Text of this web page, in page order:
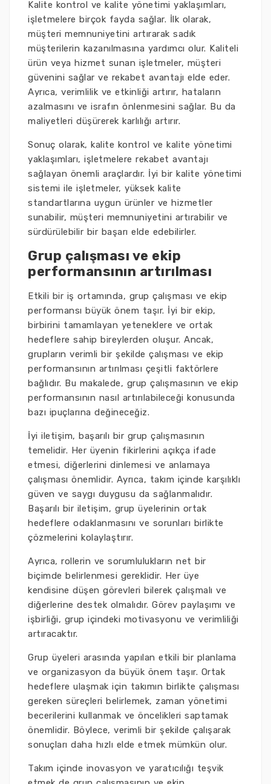
Kalite kontrol ve kalite yönetimi yaklaşımları,
işletmelere birçok fayda sağlar. İlk olarak,
müşteri memnuniyetini artırarak sadık
müşterilerin kazanılmasına yardımcı olur. Kaliteli
ürün veya hizmet sunan işletmeler, müşteri
güvenini sağlar ve rekabet avantajı elde eder.
Ayrıca, verimlilik ve etkinliği artırır, hataların
azalmasını ve israfın önlenmesini sağlar. Bu da
maliyetleri düşürerek karlılığı artırır.
Sonuç olarak, kalite kontrol ve kalite yönetimi
yaklaşımları, işletmelere rekabet avantajı
sağlayan önemli araçlardır. İyi bir kalite yönetimi
sistemi ile işletmeler, yüksek kalite
standartlarına uygun ürünler ve hizmetler
sunabilir, müşteri memnuniyetini artırabilir ve
sürdürülebilir bir başarı elde edebilirler.
Grup çalışması ve ekip
performansının artırılması
Etkili bir iş ortamında, grup çalışması ve ekip
performansı büyük önem taşır. İyi bir ekip,
birbirini tamamlayan yeteneklere ve ortak
hedeflere sahip bireylerden oluşur. Ancak,
grupların verimli bir şekilde çalışması ve ekip
performansının artırılması çeşitli faktörlere
bağlıdır. Bu makalede, grup çalışmasının ve ekip
performansının nasıl artırılabileceği konusunda
bazı ipuçlarına değineceğiz.
İyi iletişim, başarılı bir grup çalışmasının
temelidir. Her üyenin fikirlerini açıkça ifade
etmesi, diğerlerini dinlemesi ve anlamaya
çalışması önemlidir. Ayrıca, takım içinde karşılıklı
güven ve saygı duygusu da sağlanmalıdır.
Başarılı bir iletişim, grup üyelerinin ortak
hedeflere odaklanmasını ve sorunları birlikte
çözmelerini kolaylaştırır.
Ayrıca, rollerin ve sorumlulukların net bir
biçimde belirlenmesi gereklidir. Her üye
kendisine düşen görevleri bilerek çalışmalı ve
diğerlerine destek olmalıdır. Görev paylaşımı ve
işbirliği, grup içindeki motivasyonu ve verimliliği
artıracaktır.
Grup üyeleri arasında yapılan etkili bir planlama
ve organizasyon da büyük önem taşır. Ortak
hedeflere ulaşmak için takımın birlikte çalışması
gereken süreçleri belirlemek, zaman yönetimi
becerilerini kullanmak ve öncelikleri saptamak
önemlidir. Böylece, verimli bir şekilde çalışarak
sonuçları daha hızlı elde etmek mümkün olur.
Takım içinde inovasyon ve yaratıcılığı teşvik